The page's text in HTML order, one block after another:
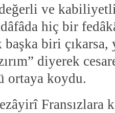
ve kabiliyetli
hiç bir
başka biri
diyerek
ortaya koydu.
Fransızlara